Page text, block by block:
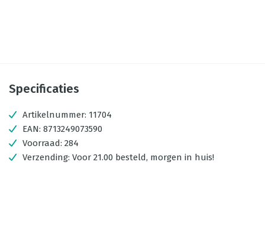
Specificaties
Artikelnummer: 11704
EAN: 8713249073590
Voorraad: 284
Verzending: Voor 21.00 besteld, morgen in huis!